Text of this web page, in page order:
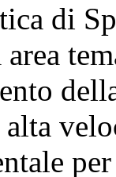
di